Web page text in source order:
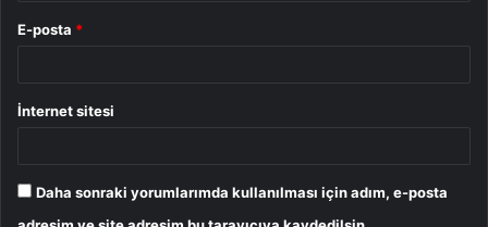
E-posta *
İnternet sitesi
Daha sonraki yorumlarımda kullanılması için adım, e-posta